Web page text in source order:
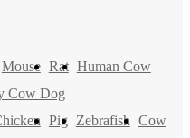
Mouse Rat Human Cow
Cow Dog
Pig Zebrafish Cow